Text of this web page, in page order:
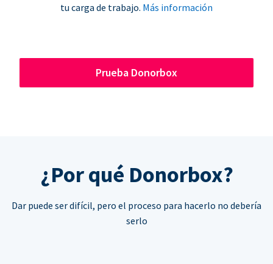
tu carga de trabajo. Más información
Prueba Donorbox
¿Por qué Donorbox?
Dar puede ser difícil, pero el proceso para hacerlo no debería
serlo